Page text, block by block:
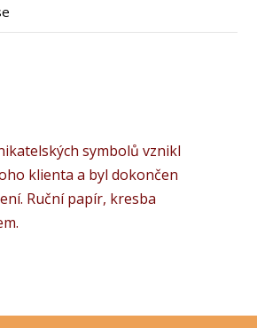
symbolů vznikl
klienta a byl dokončen
Ruční papír, kresba